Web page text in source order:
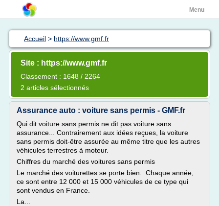
Menu
Accueil > https://www.gmf.fr
Site : https://www.gmf.fr
Classement : 1648 / 2264
2 articles sélectionnés
Assurance auto : voiture sans permis - GMF.fr
Qui dit voiture sans permis ne dit pas voiture sans
assurance... Contrairement aux idées reçues, la voiture
sans permis doit-être assurée au même titre que les autres
véhicules terrestres à moteur.
Chiffres du marché des voitures sans permis
Le marché des voiturettes se porte bien. Chaque année,
ce sont entre 12 000 et 15 000 véhicules de ce type qui
sont vendus en France.
La...